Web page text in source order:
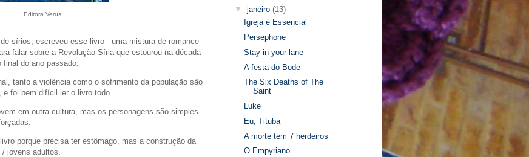
Editora Verus
sírios, escreveu esse livro - uma mistura de romance
falar sobre a Revolução Síria que estourou na década
do ano passado.
tanto a violência como o sofrimento da população são
e foi bem difícil ler o livro todo.
em outra cultura, mas os personagens são simples
porque precisa ter estômago, mas a construção da
jovens adultos.
▼ janeiro (13)
Igreja é Essencial
Persephone
Stay in your lane
A festa do Bode
The Six Deaths of The
Saint
Luke
Eu, Tituba
A morte tem 7 herdeiros
O Empyriano